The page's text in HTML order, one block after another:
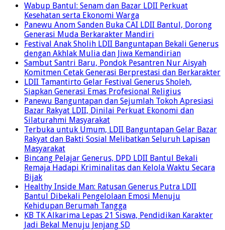
Wabup Bantul: Senam dan Bazar LDII Perkuat
Kesehatan serta Ekonomi Warga
Panewu Anom Sanden Buka CAI LDII Bantul, Dorong
Generasi Muda Berkarakter Mandiri
Festival Anak Sholih LDII Banguntapan Bekali Generus
dengan Akhlak Mulia dan Jiwa Kemandirian
Sambut Santri Baru, Pondok Pesantren Nur Aisyah
Komitmen Cetak Generasi Berprestasi dan Berkarakter
LDII Tamantirto Gelar Festival Generus Sholeh,
Siapkan Generasi Emas Profesional Religius
Panewu Banguntapan dan Sejumlah Tokoh Apresiasi
Bazar Rakyat LDII, Dinilai Perkuat Ekonomi dan
Silaturahmi Masyarakat
Terbuka untuk Umum, LDII Banguntapan Gelar Bazar
Rakyat dan Bakti Sosial Melibatkan Seluruh Lapisan
Masyarakat
Bincang Pelajar Generus, DPD LDII Bantul Bekali
Remaja Hadapi Kriminalitas dan Kelola Waktu Secara
Bijak
Healthy Inside Man: Ratusan Generus Putra LDII
Bantul Dibekali Pengelolaan Emosi Menuju
Kehidupan Berumah Tangga
KB TK Alkarima Lepas 21 Siswa, Pendidikan Karakter
Jadi Bekal Menuju Jenjang SD